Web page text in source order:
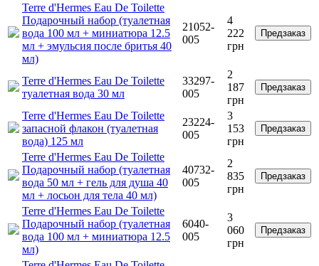
Terre d'Hermes Eau De Toilette
Подарочный набор (туалетная
вода 100 мл + миниатюра 12.5
мл + эмульсия после бритья 40
мл)
21052-
005
4
222
грн
Предзаказ
Terre d'Hermes Eau De Toilette
туалетная вода 30 мл
33297-
005
2
187
грн
Предзаказ
Terre d'Hermes Eau De Toilette
запасной флакон (туалетная
вода) 125 мл
23224-
005
3
153
грн
Предзаказ
Terre d'Hermes Eau De Toilette
Подарочный набор (туалетная
вода 50 мл + гель для душа 40
мл + лосьон для тела 40 мл)
40732-
005
2
835
грн
Предзаказ
Terre d'Hermes Eau De Toilette
Подарочный набор (туалетная
вода 100 мл + миниатюра 12.5
мл)
6040-
005
3
060
грн
Предзаказ